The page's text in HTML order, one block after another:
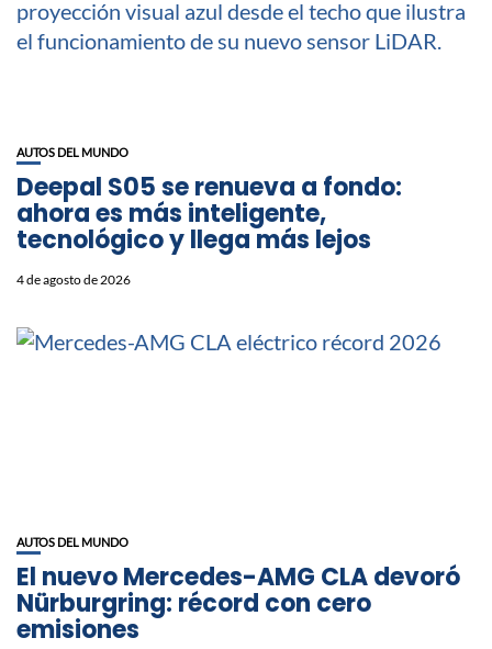
AUTOS DEL MUNDO
Deepal S05 se renueva a fondo:
ahora es más inteligente,
tecnológico y llega más lejos
4 de agosto de 2026
AUTOS DEL MUNDO
El nuevo Mercedes-AMG CLA devoró
Nürburgring: récord con cero
emisiones